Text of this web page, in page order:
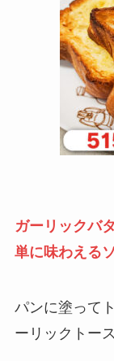
ガーリックバ
単に味わえる
パンに塗って
ーリックトー